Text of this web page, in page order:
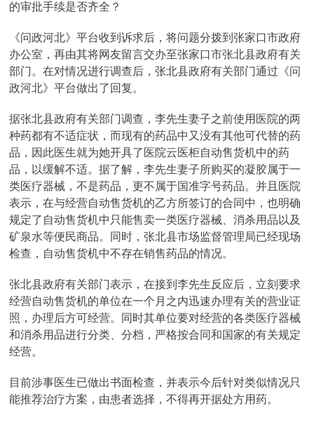
的审批手续是否齐全？
《问政河北》平台收到诉求后，将问题分拨到张家口市政府
办公室，再由其将网友留言交办至张家口市张北县政府有关
部门。在对情况进行调查后，张北县政府有关部门通过《问
政河北》平台做出了回复。
据张北县政府有关部门调查，李先生妻子之前使用医院的两
种药都有不适症状，而现有的药品中又没有其他可代替的药
品，因此医生就为她开具了医院云医柜自动售货机中的药
品，以缓解不适。据了解，李先生妻子所购买的凝胶属于一
类医疗器械，不是药品，更不属于国准字号药品。并且医院
表示，在与经营自动售货机的乙方所签订的合同中，也明确
规定了自动售货机中只能售卖一类医疗器械、消杀用品以及
矿泉水等便民商品。同时，张北县市场监督管理局已经现场
检查，自动售货机中不存在销售药品的情况。
张北县政府有关部门表示，在接到李先生反应后，立刻要求
经营自动售货机的单位在一个月之内迅速办理有关的营业证
照，办理后方可经营。同时其单位要对经营的各类医疗器械
和消杀用品进行分类、分档，严格按合同和国家的有关规定
经营。
目前涉事医生已做出书面检查，并表示今后针对类似情况只
能推荐治疗方案，由患者选择，不得再开据处方用药。